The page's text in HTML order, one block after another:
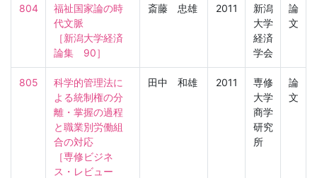
804
福祉国家論の時
代文脈
［新潟大学経済
論集　90］
斎藤 忠雄 2011
新潟
大学
経済
学会
論
文
805
科学的管理法に
よる統制権の分
離・掌握の過程
と職業別労働組
合の対応
［専修ビジネ
ス・レビュー
田中 和雄 2011
専修
大学
商学
研究
所
論
文